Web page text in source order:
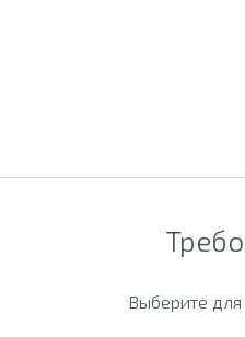
Выберите для